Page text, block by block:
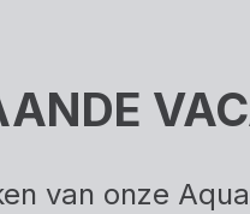
van onze